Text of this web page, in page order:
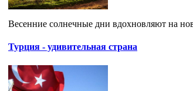
Весенние солнечные дни вдохновляют на
Турция - удивительная страна